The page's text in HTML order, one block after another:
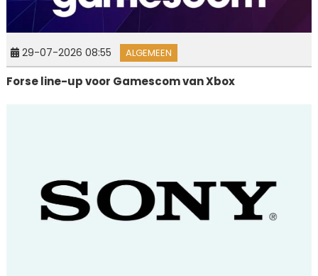
29-07-2026 08:55 ALGEMEEN
Forse line-up voor Gamescom van Xbox